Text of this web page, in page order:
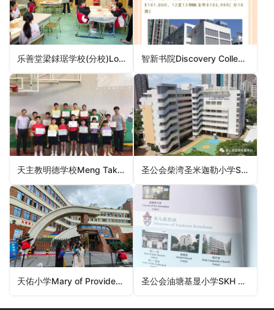
乐善堂梁銶琚学校(分校)Lok Sin Tong Leung Kau Kui Primary School (Branch)（元朗区小学） 智新书院Discovery College（离岛区小学）
天主教明德学校Meng Tak Catholic School（东区小学） 圣公会柴湾圣米迦勒小学SKH Chai Wan St. Michael’s Primary School（东区小学）
天佑小学Mary of Providence Primary School（荃湾区小学） 圣公会油塘基显小学SKH Yautong Kei Hin Primary School（观塘区小学）